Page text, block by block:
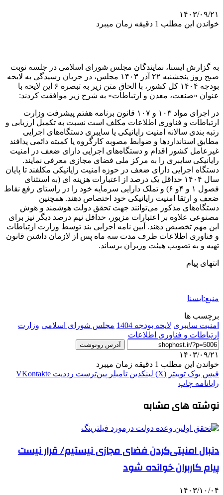
۱۴۰۳/۰۹/۲۱
خواندن این مطلب 1 دقیقه زمان میبرد
به گزارش ایسنا، نمایندگان مجلس شورای اسلامی در جلسه نوبت
صبح روز پنجشنبه ۲۲ آذر ۱۴۰۳ مجلس، در جریان رسیدگی به لایحه
بودجه ۱۴۰۴ کل کشور، با الحاق متن زیر به تبصره ۶ این لایحه با
عنوان «صنعت، معدن و ارتباطات» به شرح زیر موافقت کردند:
در اجرای مواد ۱۰۳ و ۱۰۷ قانون برنامه هفتم پیشرفت وزارت
ارتباطات و فناوری اطلاعات مکلف است نسبت به تکمیل ارزیابی و
رتبه بندی سالانه امنیت رایانیکی یا سایبری دستگاه‌های اجرایی
مطابق استانداردها و ضوابط مصوبه کارگروه یا کمیته دائمی پدافند
غیرعامل کشور اقدام و دستگاه‌های اجرایی دارای ضعف در امنیت
رایانیکی سایبری را به مرکز ملی فضای مجازی معرفی نمایند.
دستگاه اجرایی دارای ضعف در حوزه امنیت رایانیکی مکلفند تا پایان
سال ۱۴۰۴ حداقل یک درصد از اعتبارات هزینه ای (به استثنای
فصول ۱ و ۴و ۶) و تملک دارایی سرمایه خود را در راستای رفع نقاط
ضعف و ارتقا امنیت رایانیکی خود اختصاص دهند. همچنین
دستگاه‌های مذکور می‌توانند جهت تحقق دولت هوشمند و هوش
مصنوعی علاوه بر اعتبارات مزبور، حداقل نیم درصد دیگر نیز برای
این مهم تخصیص دهند. آیین نامه اجرایی بند توسط وزارت ارتباطات
و فناوری اطلاعات ظرف مدت سه ماه پس از لازمان داشتن قانون
تهیه و به تصویب هیئت وزیران برساند.
انتهای پیام
منبع:ایسنا
برچسب ها
امنیت سایبری لایحه بودجه 1404 مجلس شورای اسلامی وزارت
ارتباطات و فناوری اطلاعات
آدرس رونوشت
۱۴۰۳/۰۹/۲۱
خواندن این مطلب 1 دقیقه زمان میبرد
فیس بوک توییتر (X) لینکدین ‫تامبلر ‫پین‌ترست ‫رددیت ‫VKontakte
رایانامه چاپ
نوشته های مشابه
دنبال امنیتی‌کردن فضای مجازی نیستیم/ قرار نیست
پیام‌ کاربران خوانده شود
۱۴۰۳/۱۰/۰۴